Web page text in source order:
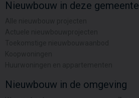
Nieuwbouw in deze gemeente
Nieuwbouw in de omgeving